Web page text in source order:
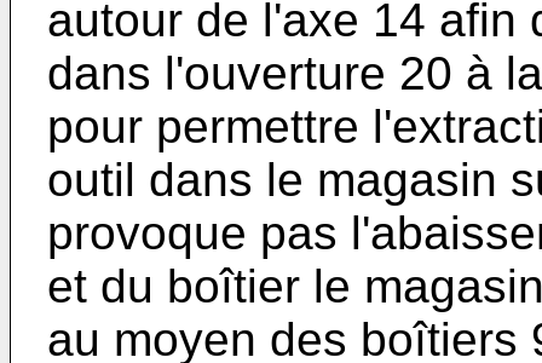
autour de l'axe 14 afin
dans l'ouverture 20 à
pour permettre
outil dans le magasin
provoque pas
et du boîtier le
au moyen des boîtiers